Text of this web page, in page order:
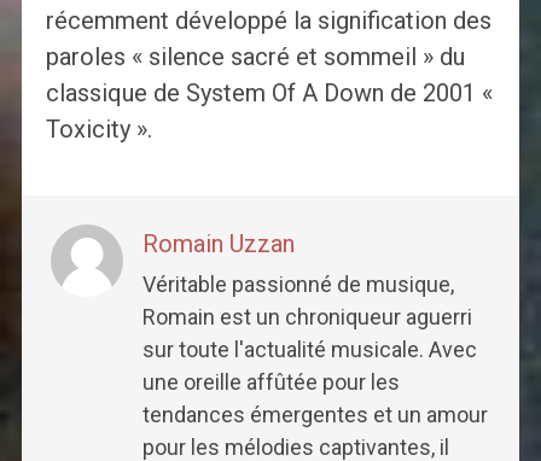
récemment développé la signification des
paroles « silence sacré et sommeil » du
classique de System Of A Down de 2001 «
Toxicity ».
Romain Uzzan
Véritable passionné de musique,
Romain est un chroniqueur aguerri
sur toute l'actualité musicale. Avec
une oreille affûtée pour les
tendances émergentes et un amour
pour les mélodies captivantes, il